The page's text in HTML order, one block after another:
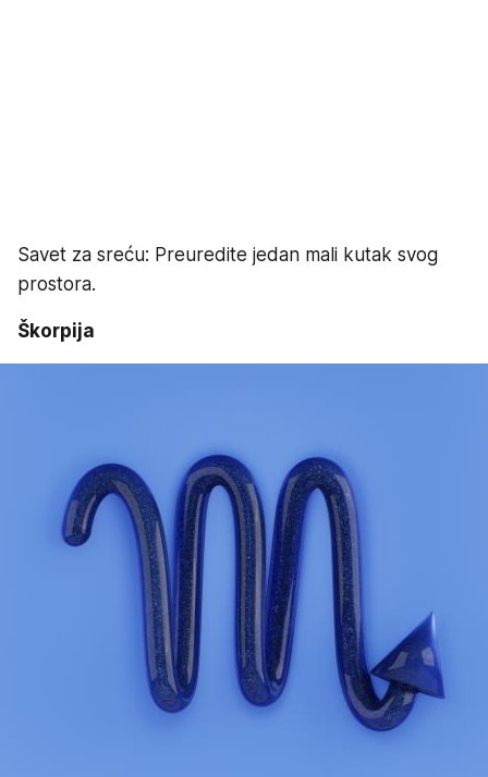
Savet za sreću: Preuredite jedan mali kutak svog
prostora.
Škorpija